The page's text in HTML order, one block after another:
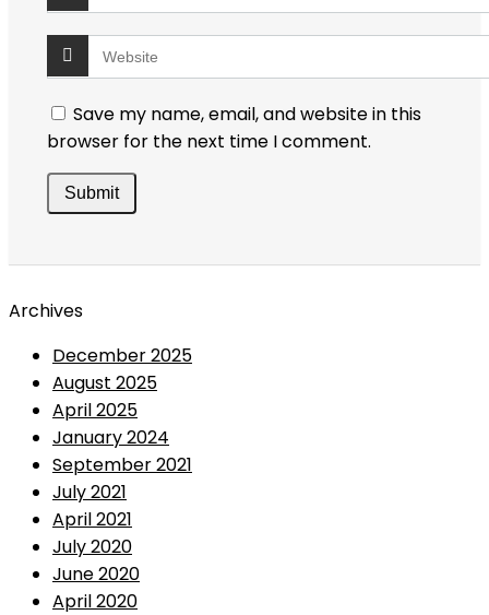
Save my name, email, and website in this
browser for the next time I comment.
Archives
December 2025
August 2025
April 2025
January 2024
September 2021
July 2021
April 2021
July 2020
June 2020
April 2020